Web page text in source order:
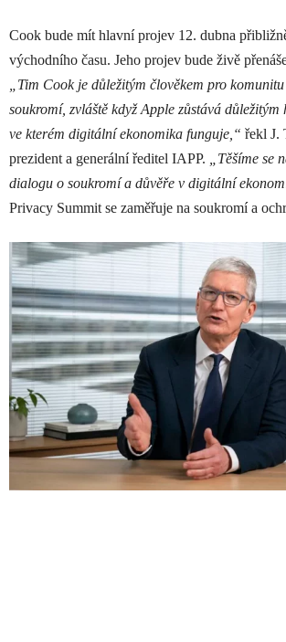
Cook bude mít hlavní projev 12. dubna
východního času. Jeho projev bude živě
„Tim Cook je důležitým člověkem pro
soukromí, zvláště když Apple zůstává
ve kterém digitální ekonomika funguje,“ řekl J.
prezident a generální ředitel IAPP. „Těšíme se
dialogu o soukromí a důvěře v digitální
Privacy Summit se zaměřuje na soukromí a